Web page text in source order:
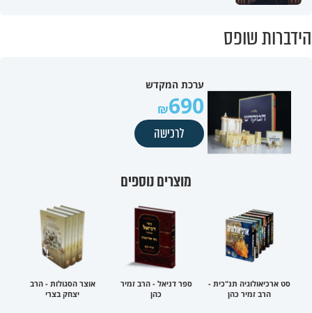
הידברות שופס
ערכת המקדש
690
לרכישה
מוצרים נוספים
סט ארכיאולוגיה תנ"כית -
הרב זמיר כהן
ספר דניאל - הרב זמיר
כהן
אוצר הסגולות - הרב
יצחק בצרי